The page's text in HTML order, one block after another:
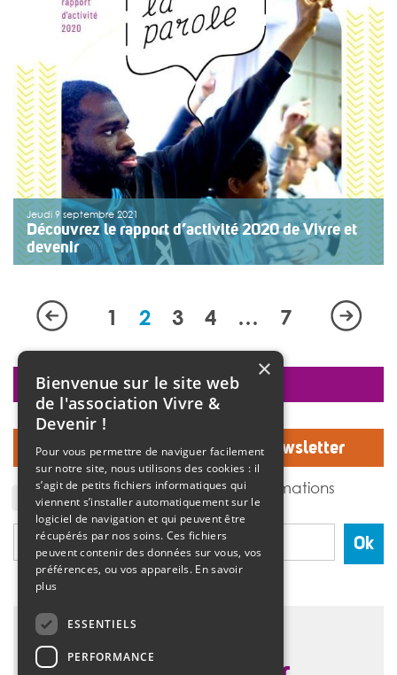
Jeudi 9 septembre 2021
Découvrez le rapport d’activité 2020 de Vivre et
devenir
Cette année restera liée à la gestion de la pandémie
de Covid-19 qui a particulièrement touché les
1 2 3 4 … 7
Inscrivez-vous à notre Newsletter
J'accepte de recevoir des informations
de l'association Vivre et devenir.
Ok
faire un don
×
Bienvenue sur le site web
de l'association Vivre &
Devenir !
Pour vous permettre de naviguer facilement
sur notre site, nous utilisons des cookies : il
s’agit de petits fichiers informatiques qui
viennent s’installer automatiquement sur le
logiciel de navigation et qui peuvent être
récupérés par nos soins. Ces fichiers
peuvent contenir des données sur vous, vos
préférences, ou vos appareils. En savoir
plus
ESSENTIELS
PERFORMANCE